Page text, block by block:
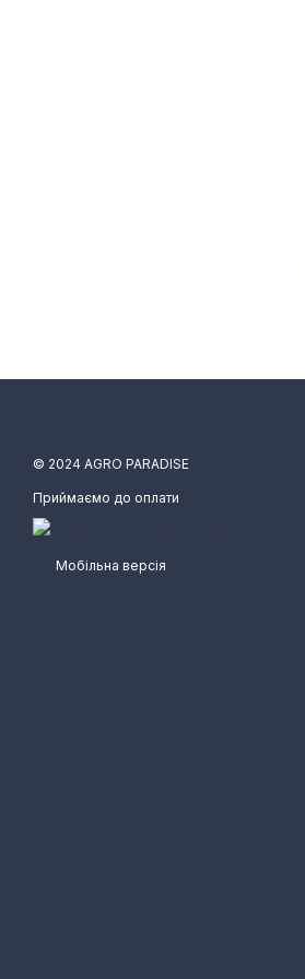
© 2024 AGRO PARADISE
Приймаємо до оплати
Мобільна версія